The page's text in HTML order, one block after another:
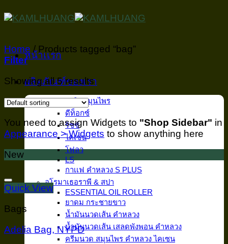
to
หน้าเเรก
ผลิตภัณฑ์ของเรา
อาหารเสริมสมุนไพร
ดีท็อกซ์
ริซซ์
ไคเซน
โฟลว
LS
กาเเฟ คำหลวง S PLUS
อโรมาเธอราพี & สปา
ESSENTIAL OIL ROLLER
ยาดม กระชายขาว
น้ำมันนวดเส้น คำหลวง
น้ำมันนวดเส้น เสลดพังพอน คำหลวง
ครีมนวด สมุนไพร คำหลวง ไคเซน
Home /Products tagged “bag”
Filter
Showing all 5 results
You need to assign Widgets to "Shop Sidebar" in
Appearance > Widgets to show anything here
New
Quick View
Bags
Adelia Bag, NYPD